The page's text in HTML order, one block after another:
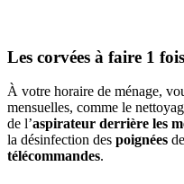
Les corvées à faire 1
À votre horaire de ménage,
mensuelles, comme le
de l’aspirateur derrière les
la désinfection des poignées
télécommandes.